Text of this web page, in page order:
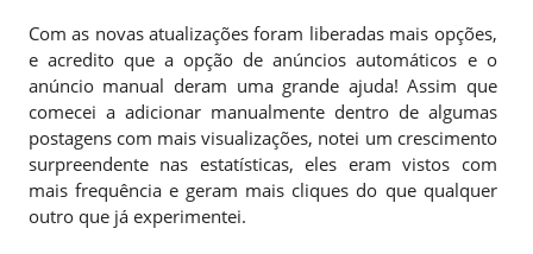
Com as novas atualizações foram liberadas mais opções,
e acredito que a opção de anúncios automáticos e o
anúncio manual deram uma grande ajuda! Assim que
comecei a adicionar manualmente dentro de algumas
postagens com mais visualizações, notei um crescimento
surpreendente nas estatísticas, eles eram vistos com
mais frequência e geram mais cliques do que qualquer
outro que já experimentei.